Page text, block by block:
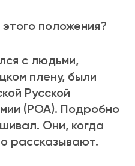
положения?
с людьми,
плену, были
Русской
(РОА). Подробно
Они, когда
рассказывают.